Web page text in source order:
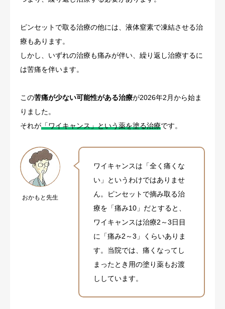
ピンセットで取る治療の他には、液体窒素で凍結させる治
療もあります。
しかし、いずれの治療も痛みが伴い、繰り返し治療するに
は苦痛を伴います。
この苦痛が少ない可能性がある治療が2026年2月から始ま
りました。
それが「ワイキャンス」という薬を塗る治療です。
おかもと先生
ワイキャンスは「全く痛くな
い」というわけではありませ
ん。ピンセットで摘み取る治
療を「痛み10」だとすると、
ワイキャンスは治療2～3日目
に「痛み2～3」くらいありま
す。当院では、痛くなってし
まったとき用の塗り薬もお渡
ししています。